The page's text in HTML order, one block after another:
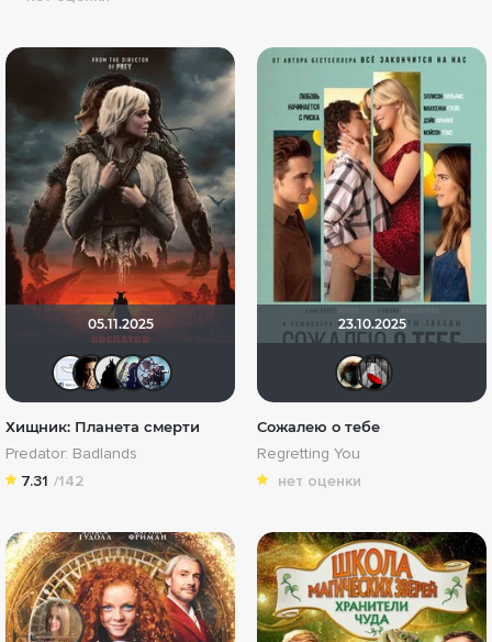
05.11.2025
ilya79 бухгалтерр007
Хищник: Планета смерти
Predator: Badlands
7.31 /142
23.10.2025
Сожалею о тебе
Regretting You
нет оценки